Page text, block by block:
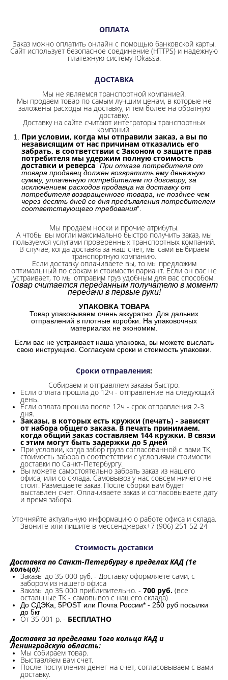
ОПЛАТА
Заказ можно оплатить онлайн с помощью банковской карты.
Сайт использует безопасное соединение (HTTPS) и надежную
платежную систему Юkassa.
ДОСТАВКА
Мы не являемся транспортной компанией.
Мы продаем товар по самым лучшим ценам, в которые не
заложены расходы на доставку, и тем более на обратную
доставку.
Доставку на сайте считают интеграторы транспортных
компаний.
При условии, когда мы отправили заказ, а вы по
независящим от нас причинам отказались его
забрать, в соответствии с Законом о защите прав
потребителя мы удержим полную стоимость
доставки и реверса "При отказе потребителя от
товара продавец должен возвратить ему денежную
сумму, уплаченную потребителем по договору, за
исключением расходов продавца на доставку от
потребителя возвращенного товара, не позднее чем
через десять дней со дня предъявления потребителем
соответствующего требования".
Мы продаем носки и прочие атрибуты.
А чтобы вы могли максимально быстро получить заказ, мы
пользуемся услугами проверенных транспортных компаний.
В случае, когда доставка за наш счет, мы сами выбираем
транспортную компанию.
Если доставку оплачиваете вы, то мы предложим
оптимальный по срокам и стоимости вариант. Если он вас не
устраивает, то мы отправим груз удобным для вас способом.
Товар считается переданным получателю в момент
передачи в первые руки!
УПАКОВКА ТОВАРА
Товар упаковываем очень аккуратно. Для дальних
отправлений в плотные коробки. На упаковочных
материалах не экономим.
Если вас не устраивает наша упаковка, вы можете выслать
свою инструкцию. Согласуем сроки и стоимость упаковки.
Сроки отправления:
Собираем и отправляем заказы быстро.
Если оплата прошла до 12ч - отправление на следующий
день.
Если оплата прошла после 12ч - срок отправления 2-3
дня.
Заказы, в которых есть кружки (печать) - зависят
от набора общего заказа. В печать принимаем,
когда общий заказ составляем 144 кружки. В связи
с этим могут быть задержки до 5 дней
При условии, когда забор груза согласованной с вами ТК,
стоимость забора в соответствии с условиями стоимости
доставки по Санкт-Петербургу.
Вы можете самостоятельно забрать заказ из нашего
офиса, или со склада. Самовывоз у нас совсем ничего не
стоит. Размещаете заказ. После сборки вам будет
выставлен счет. Оплачиваете заказ и согласовываете дату
и время забора.
Уточняйте актуальную информацию о работе офиса и склада.
Звоните или пишите в мессенджерах+7 (906) 251 52 24
Стоимость доставки
Доставка по Санкт-Петербургу в пределах КАД (1е
кольцо):
Заказы до 35 000 руб. - Доставку оформляете сами, с
забором из нашего офиса
Заказы до 35 000 приблизительно. - 700 руб. (все
остальные ТК - самовывоз с нашего склада)
До СДЭКа, 5POST или Почта России* - 250 руб посылки
до 5кг
От 35 001 р. - БЕСПЛАТНО
Доставка за пределами 1ого кольца КАД и
Ленинградскую область:
Мы собираем товар.
Выставляем вам счет.
После поступления денег на счет, согласовываем с вами
доставку.